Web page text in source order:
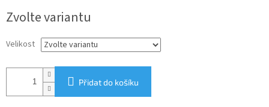
cena:
Zvolte variantu
Velikost
Přidat do košíku